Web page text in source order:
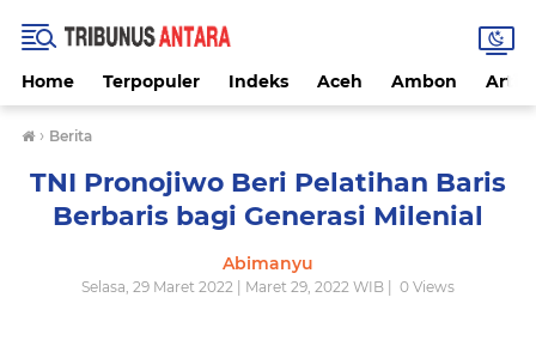
Home Terpopuler Indeks Aceh Ambon
› Berita
TNI Pronojiwo Beri Pelatihan Baris
Berbaris bagi Generasi Milenial
Abimanyu
Selasa, 29 Maret 2022 | Maret 29, 2022 WIB | 0 Views